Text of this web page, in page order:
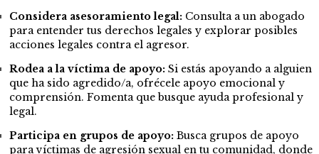
Considera asesoramiento legal: Consulta a un abogado
para entender tus derechos legales y explorar posibles
acciones legales contra el agresor.
Rodea a la víctima de apoyo: Si estás apoyando a alguien
que ha sido agredido/a, ofrécele apoyo emocional y
comprensión. Fomenta que busque ayuda profesional y
legal.
Participa en grupos de apoyo: Busca grupos de apoyo
para víctimas de agresión sexual en tu comunidad, donde